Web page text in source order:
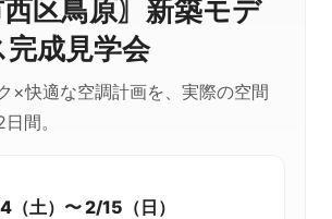
西区鳥原〗新築モデ
成見学会
×快適な空調計画を、実際の空間
間。
土）〜 2/15（日）